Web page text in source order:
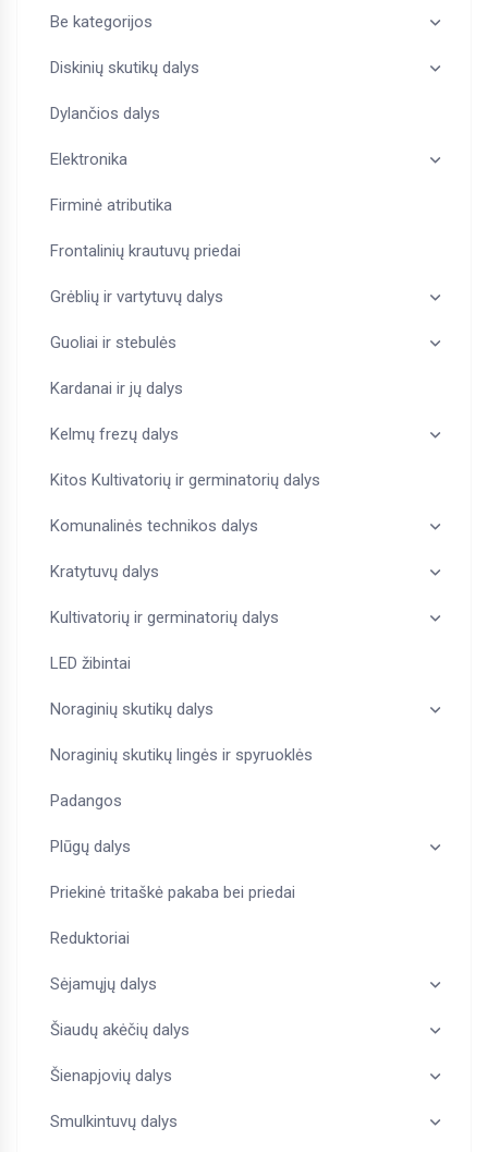
Be kategorijos
Diskinių skutikų dalys
Dylančios dalys
Elektronika
Firminė atributika
Frontalinių krautuvų priedai
Grėblių ir vartytuvų dalys
Guoliai ir stebulės
Kardanai ir jų dalys
Kelmų frezų dalys
Kitos Kultivatorių ir germinatorių dalys
Komunalinės technikos dalys
Kratytuvų dalys
Kultivatorių ir germinatorių dalys
LED žibintai
Noraginių skutikų dalys
Noraginių skutikų lingės ir spyruoklės
Padangos
Plūgų dalys
Priekinė tritaškė pakaba bei priedai
Reduktoriai
Sėjamųjų dalys
Šiaudų akėčių dalys
Šienapjovių dalys
Smulkintuvų dalys